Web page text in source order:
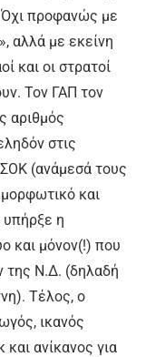
Όχι προφανώς με
αλλά με εκείνη
και οι στρατοί
Τον ΓΑΠ τον
αριθμός
στις
(ανάμεσά τους
και
η
και μόνον(!) που
της Ν.Δ. (δηλαδή
Τέλος, ο
ικανός
και ανίκανος για